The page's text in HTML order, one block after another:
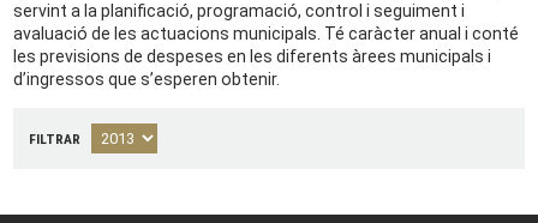
servint a la planificació, programació, control i seguiment i
avaluació de les actuacions municipals. Té caràcter anual i conté
les previsions de despeses en les diferents àrees municipals i
d’ingressos que s’esperen obtenir.
FILTRAR